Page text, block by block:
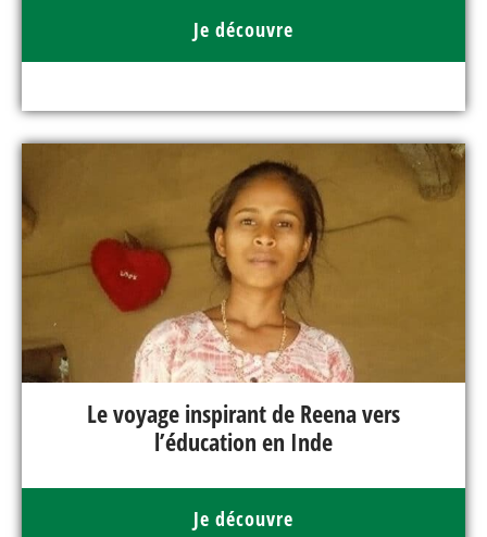
Je découvre
Le voyage inspirant de Reena vers
l’éducation en Inde
Je découvre